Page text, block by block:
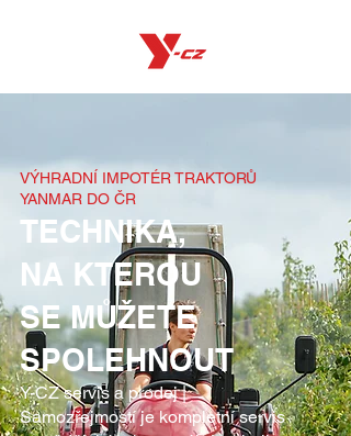
VÝHRADNÍ IMPOTÉR TRAKTORŮ
YANMAR DO ČR
TECHNIKA,
NA KTEROU
SE MŮŽETE
SPOLEHNOUT
Y-CZ servis a prodej |
Samozřejmostí je kompletní servis